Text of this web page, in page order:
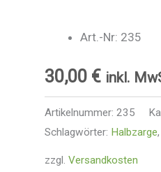
Art.-Nr: 235
30,00 € inkl.
Artikelnummer: 235
Schlagwörter: Halbzarge,
zzgl. Versandkosten